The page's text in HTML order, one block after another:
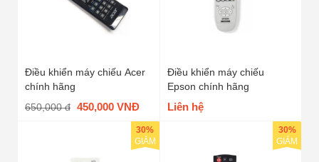
Điều khiển máy chiếu Acer
chính hãng
650,000 đ 450,000 VNĐ
Điều khiển máy chiếu
Epson chính hãng
Liên hệ
30%
GIẢM
30%
GIẢM